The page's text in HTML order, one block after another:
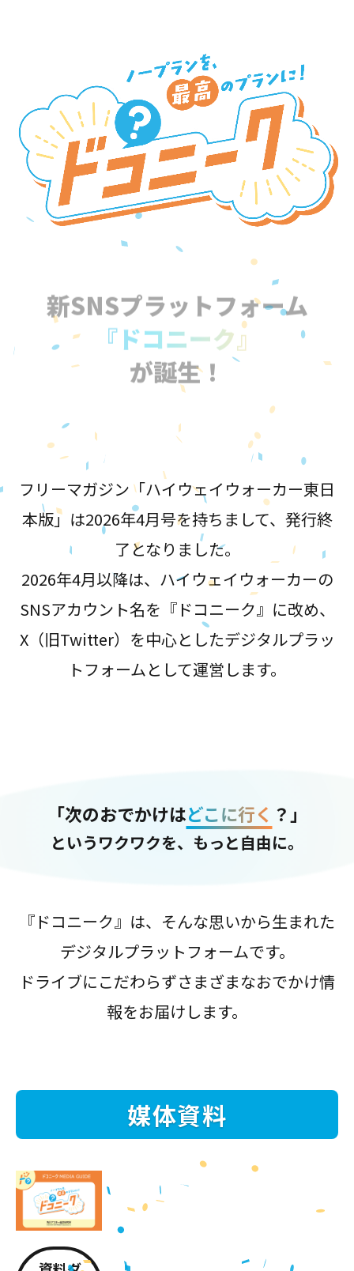
新SNSプラットフォーム
『ドコニーク』
が誕生！
フリーマガジン「ハイウェイウォーカー東日
本版」は2026年4月号を持ちまして、発行終
了となりました。
2026年4月以降は、ハイウェイウォーカーの
SNSアカウント名を『ドコニーク』に改め、
X（旧Twitter）を中心としたデジタルプラッ
トフォームとして運営します。
「次のおでかけはどこに行く ？」
というワクワクを、もっと自由に。
『ドコニーク』は、そんな思いから生まれた
デジタルプラットフォームです。
ドライブにこだわらずさまざまなおでかけ情
報をお届けします。
媒体資料